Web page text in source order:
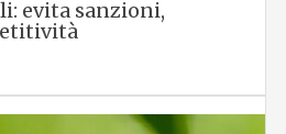
evita sanzioni,